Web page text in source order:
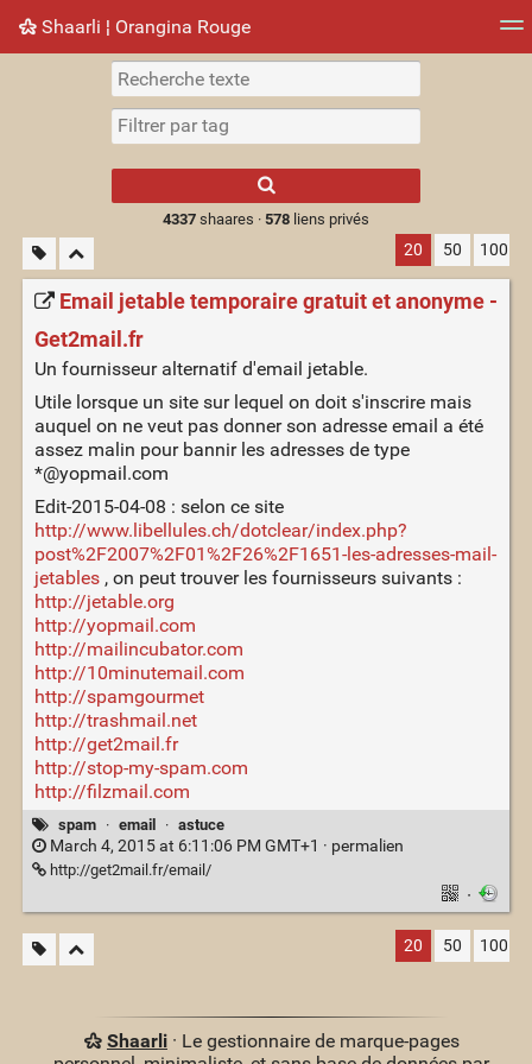
Shaarli ¦ Orangina Rouge
Nuage de tags Mur d'images
results.
4337shaares · 578liens privés
20 50 100
Email jetable temporaire gratuit et anonyme -
Get2mail.fr
Un fournisseur alternatif d'email jetable.
Utile lorsque un site sur lequel on doit s'inscrire mais
auquel on ne veut pas donner son adresse email a été
assez malin pour bannir les adresses de type
*@yopmail.com
Edit-2015-04-08 : selon ce site
http://www.libellules.ch/dotclear/index.php?
post%2F2007%2F01%2F26%2F1651-les-adresses-mail-
jetables, on peut trouver les fournisseurs suivants :
http://jetable.org
http://yopmail.com
http://mailincubator.com
http://10minutemail.com
http://spamgourmet
http://trashmail.net
http://get2mail.fr
http://stop-my-spam.com
http://filzmail.com
spam · email · astuce
March 4, 2015 at 6:11:06 PM GMT+1 · permalien
http://get2mail.fr/email/
·
20 50 100
Shaarli· Le gestionnaire de marque-pages